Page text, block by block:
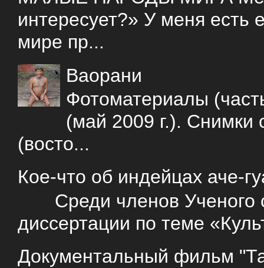
интересует?» У меня есть
мире пр...
Ваорани
Фотоматериалы
(май 2009 г.). Снимки
(восто...
Кое-что об индейцах аче-
Среди членов Ученого
диссертации по теме
Документальный фильм